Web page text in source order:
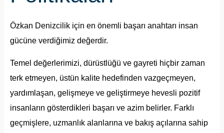
Özkan Denizcilik için en önemli başarı anahtarı insan
gücüne verdiğimiz değerdir.
Temel değerlerimizi, dürüstlüğü ve gayreti hiçbir zaman
terk etmeyen, üstün kalite hedefinden vazgeçmeyen,
yardımlaşan, gelişmeye ve geliştirmeye hevesli pozitif
insanların gösterdikleri başarı ve azim belirler. Farklı
geçmişlere, uzmanlık alanlarına ve bakış açılarına sahip